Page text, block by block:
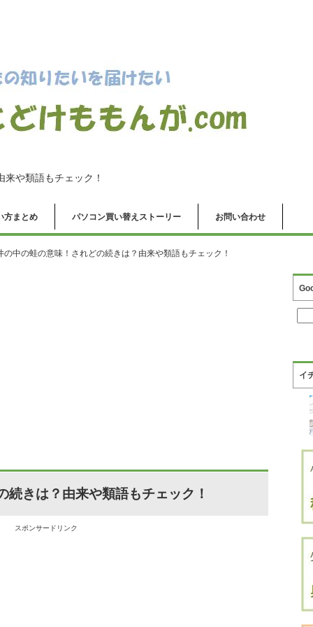
や類語もチェック！
方まとめ パソコン買い替えストーリー お問い合わせ
の中の蛙の意味！されどの続きは？由来や類語もチェック！
続きは？由来や類語もチェック！
スポンサードリンク
イ